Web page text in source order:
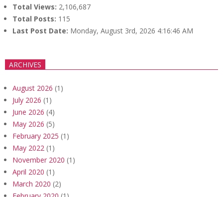
Total Views: 2,106,687
Total Posts: 115
Last Post Date: Monday, August 3rd, 2026 4:16:46 AM
ARCHIVES
August 2026 (1)
July 2026 (1)
June 2026 (4)
May 2026 (5)
February 2025 (1)
May 2022 (1)
November 2020 (1)
April 2020 (1)
March 2020 (2)